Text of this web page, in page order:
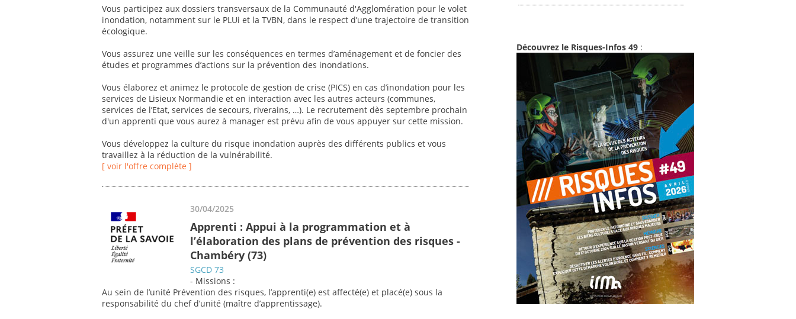
Vous participez aux dossiers transversaux de la Communauté d'Agglomération pour le volet
inondation, notamment sur le PLUi et la TVBN, dans le respect d’une trajectoire de transition
écologique.
Vous assurez une veille sur les conséquences en termes d’aménagement et de foncier des
études et programmes d’actions sur la prévention des inondations.
Vous élaborez et animez le protocole de gestion de crise (PICS) en cas d’inondation pour les
services de Lisieux Normandie et en interaction avec les autres acteurs (communes,
services de l’Etat, services de secours, riverains, …). Le recrutement dès septembre prochain
d'un apprenti que vous aurez à manager est prévu afin de vous appuyer sur cette mission.
Vous développez la culture du risque inondation auprès des différents publics et vous
travaillez à la réduction de la vulnérabilité.
[ voir l'offre complète ]
30/04/2025
Apprenti : Appui à la programmation et à
l’élaboration des plans de prévention des risques -
Chambéry (73)
SGCD 73
- Missions :
Au sein de l’unité Prévention des risques, l’apprenti(e) est affecté(e) et placé(e) sous la
responsabilité du chef d’unité (maître d’apprentissage).
Découvrez le Risques-Infos 49 :